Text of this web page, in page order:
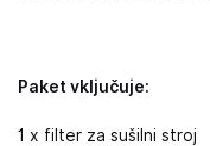
Paket vključuje:
1 x filter za sušilni stroj